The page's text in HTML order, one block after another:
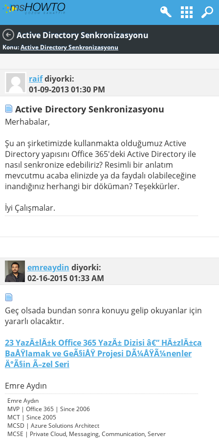
Active Directory Senkronizasyonu
Konu:Active Directory Senkronizasyonu
raifdiyorki:
01-09-201301:30 PM
Active Directory Senkronizasyonu
Merhabalar,
Şu an şirketimizde kullanmakta olduğumuz Active
Directory yapısını Office 365'deki Active Directory ile
nasıl senkronize edebiliriz? Resimli bir anlatım
mevcutmu acaba elinizde ya da faydalı olabileceğine
inandığınız herhangi bir döküman? Teşekkürler.
İyi Çalışmalar.
emreaydin diyorki:
02-16-201501:33 AM
Geç olsada bundan sonra konuyu gelip okuyanlar için
yararlı olacaktır.
23 YazÄ±lÄ±k Office 365 YazÄ± Dizisi â€“ HÄ±zlÄ±ca
BaÅŸlamak ve GeÃ§iÅŸ Projesi DÃ¼ÅŸÃ¼nenler
Ä°Ã§in Ã–zel Seri
Emre Aydın
Emre Aydın
MVP | Office 365 | Since 2006
MCT | Since 2005
MCSD | Azure Solutions Architect
MCSE | Private Cloud, Messaging, Communication, Server